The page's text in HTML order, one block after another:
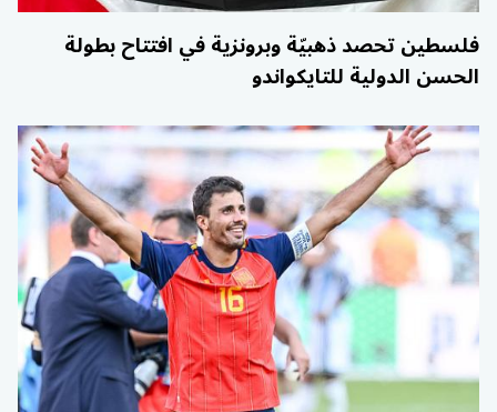
فلسطين تحصد ذهبيّة وبرونزية في افتتاح بطولة
الحسن الدولية للتايكواندو